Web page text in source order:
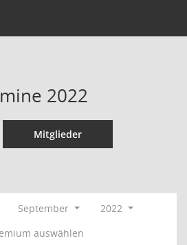
2022
Mitglieder
September
2022
auswählen